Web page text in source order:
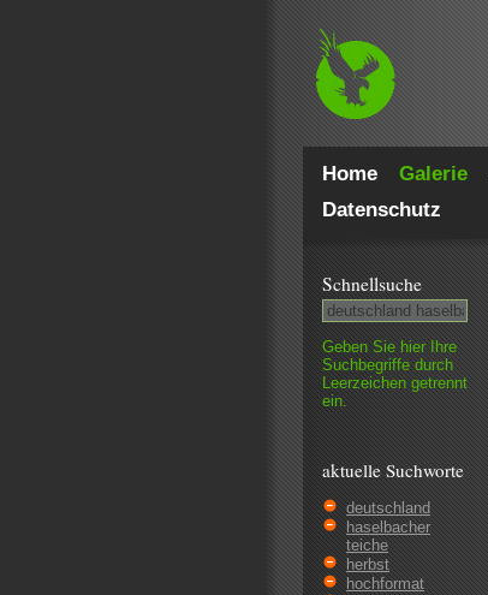
Home Galerie
Datenschutz
Schnell­suche
Geben Sie hier Ihre
Such­begriffe durch
Leer­zeichen getrennt
ein.
aktuelle Suchworte
deutschland
haselbacher
teiche
herbst
hochformat